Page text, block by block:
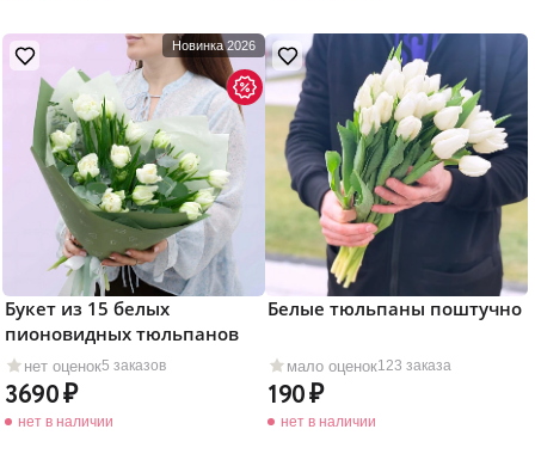
Новинка 2026
нет оценок5 заказов
Букет из 15 белых
пионовидных тюльпанов
3690
нет в наличии
мало оценок123 заказа
Белые тюльпаны поштучно
190
нет в наличии